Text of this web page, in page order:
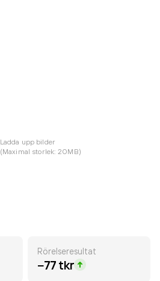
Ladda upp bilder
(Maximal storlek: 20MB)
Rörelseresultat
−77 tkr